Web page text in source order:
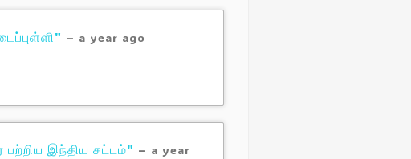
– a year ago
இந்திய சட்டம்" – a year